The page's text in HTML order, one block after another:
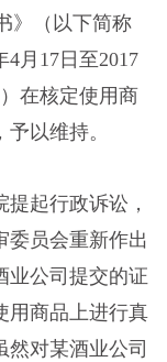
》（以下简称
月17日至2017
在核定使用商
以维持。
起行政诉讼，
委员会重新作出
业公司提交的证
用商品上进行真
对某酒业公司